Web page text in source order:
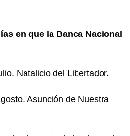
en que la Banca Nacional
Natalicio del Libertador.
Asunción de Nuestra